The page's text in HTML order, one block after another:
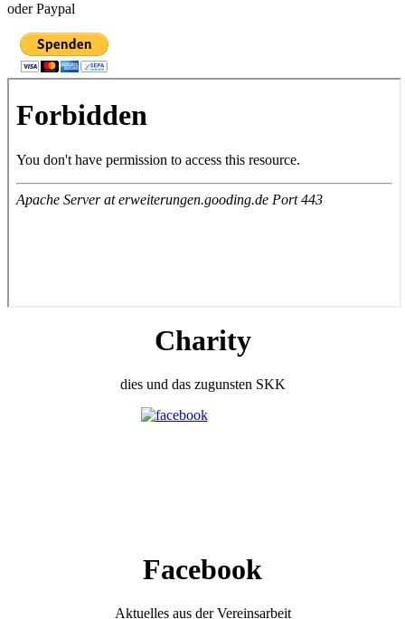
oder Paypal
Charity
dies und das zugunsten SKK
Facebook
Aktuelles aus der Vereinsarbeit